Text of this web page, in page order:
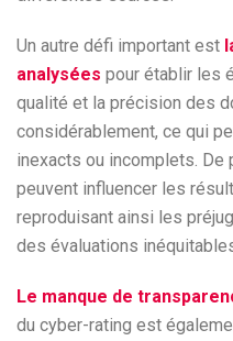
Un autre défi important est
analysées pour établir les
qualité et la précision des
considérablement, ce qui
inexacts ou incomplets.
peuvent influencer les
reproduisant ainsi les
des évaluations
Le manque de
du cyber-rating est